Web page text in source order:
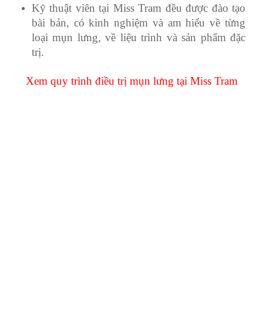
Kỹ thuật viên tại Miss Tram đều được đào tạo
bài bản, có kinh nghiệm và am hiểu về từng
loại mụn lưng, về liệu trình và sản phẩm đặc
trị.
Xem quy trình điều trị mụn lưng tại Miss Tram